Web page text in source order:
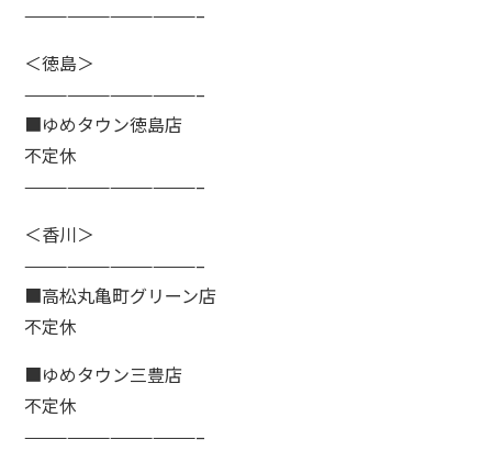
————————————–
＜徳島＞
————————————–
■ゆめタウン徳島店
不定休
————————————–
＜香川＞
————————————–
■高松丸亀町グリーン店
不定休
■ゆめタウン三豊店
不定休
————————————–